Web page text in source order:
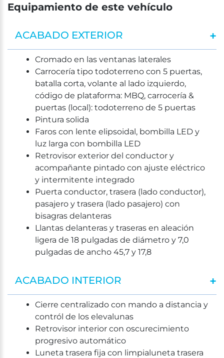
Equipamiento de este vehículo
ACABADO EXTERIOR
Cromado en las ventanas laterales
Carrocería tipo todoterreno con 5 puertas,
batalla corta, volante al lado izquierdo,
código de plataforma: MBQ, carrocería &
puertas (local): todoterreno de 5 puertas
Pintura solida
Faros con lente elipsoidal, bombilla LED y
luz larga con bombilla LED
Retrovisor exterior del conductor y
acompañante pintado con ajuste eléctrico
y intermitente integrado
Puerta conductor, trasera (lado conductor),
pasajero y trasera (lado pasajero) con
bisagras delanteras
Llantas delanteras y traseras en aleación
ligera de 18 pulgadas de diámetro y 7,0
pulgadas de ancho 45,7 y 17,8
ACABADO INTERIOR
Cierre centralizado con mando a distancia y
contról de los elevalunas
Retrovisor interior con oscurecimiento
progresivo automático
Luneta trasera fija con limpialuneta trasera